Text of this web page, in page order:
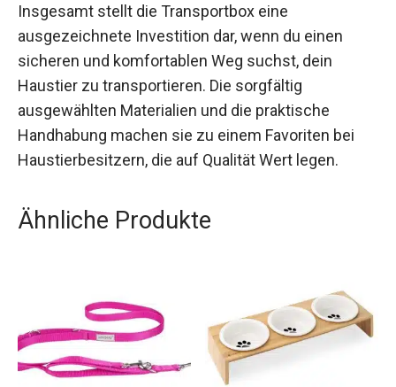
Insgesamt stellt die Transportbox eine
ausgezeichnete Investition dar, wenn du einen
sicheren und komfortablen Weg suchst, dein
Haustier zu transportieren. Die sorgfältig
ausgewählten Materialien und die praktische
Handhabung machen sie zu einem Favoriten bei
Haustierbesitzern, die auf Qualität Wert legen.
Ähnliche Produkte